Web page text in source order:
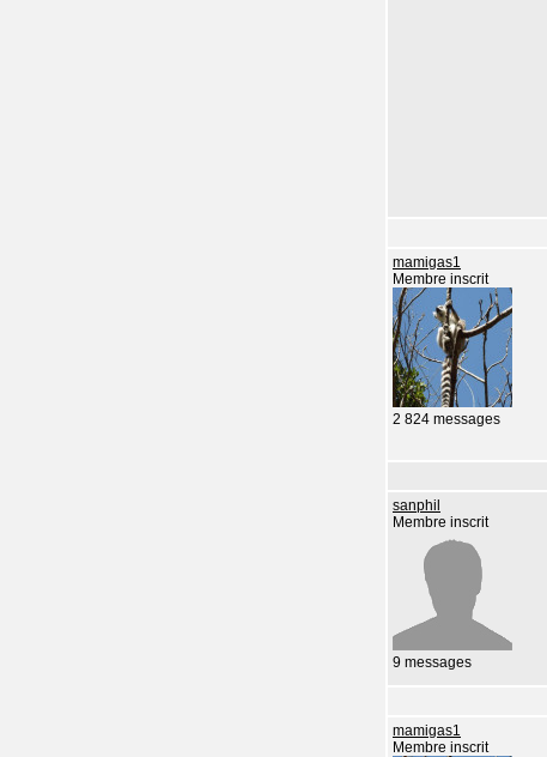
mamigas1
Membre inscrit
2 824 messages
sanphil
Membre inscrit
9 messages
mamigas1
Membre inscrit